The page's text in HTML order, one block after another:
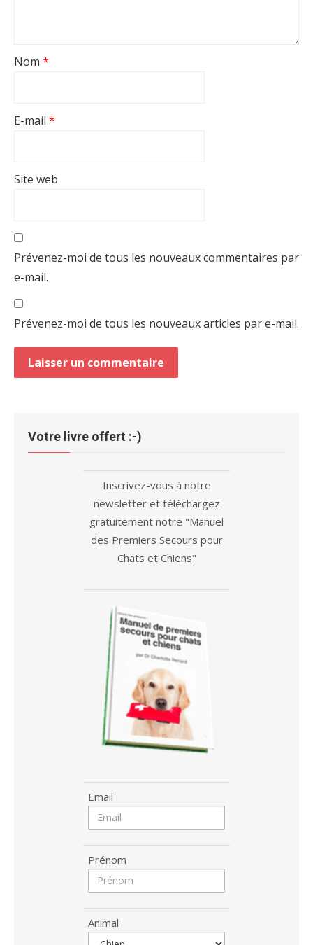
Nom *
E-mail *
Site web
Prévenez-moi de tous les nouveaux commentaires par
e-mail.
Prévenez-moi de tous les nouveaux articles par e-mail.
Votre livre offert :-)
Inscrivez-vous à notre
newsletter et téléchargez
gratuitement notre "Manuel
des Premiers Secours pour
Chats et Chiens"
Email
Prénom
Animal